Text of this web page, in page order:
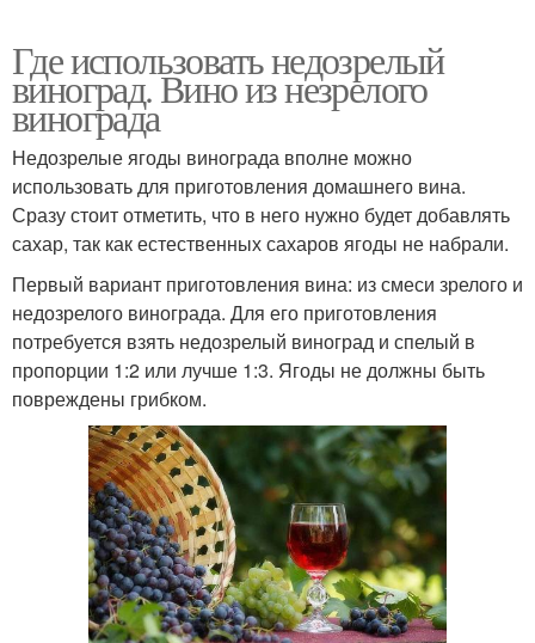
Где использовать недозрелый
виноград. Вино из незрелого
винограда
Недозрелые ягоды винограда вполне можно
использовать для приготовления домашнего вина.
Сразу стоит отметить, что в него нужно будет добавлять
сахар, так как естественных сахаров ягоды не набрали.
Первый вариант приготовления вина: из смеси зрелого и
недозрелого винограда. Для его приготовления
потребуется взять недозрелый виноград и спелый в
пропорции 1:2 или лучше 1:3. Ягоды не должны быть
повреждены грибком.